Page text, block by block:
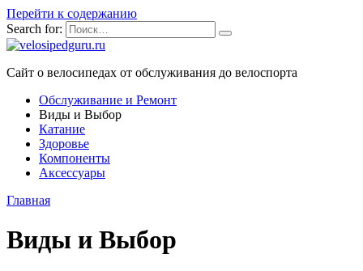
Перейти к содержанию
Search for:
Сайт о велосипедах от обслуживания до велоспорта
Обслуживание и Ремонт
Виды и Выбор
Катание
Здоровье
Компоненты
Аксессуары
Главная
Виды и Выбор